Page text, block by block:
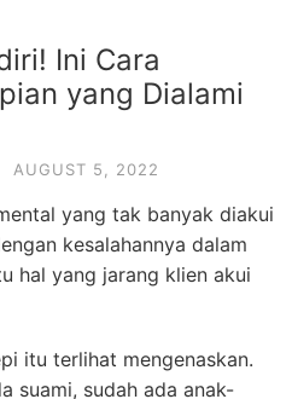
Ini Cara
yang Dialami
AUGUST 5, 2022
yang tak banyak diakui
kesalahannya dalam
hal yang jarang klien akui
itu terlihat mengenaskan.
suami, sudah ada anak-